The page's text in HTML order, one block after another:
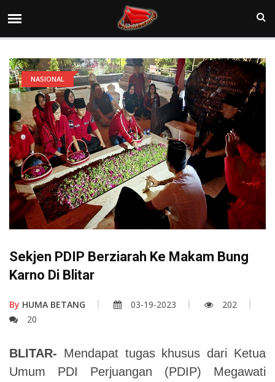
NASIONAL
Sekjen PDIP Berziarah Ke Makam Bung
Karno Di Blitar
By HUMA BETANG 03-19-2023
202
20
BLITAR- Mendapat tugas khusus dari Ketua
Umum PDI Perjuangan (PDIP) Megawati